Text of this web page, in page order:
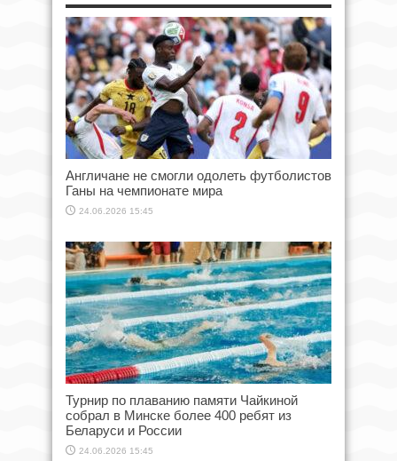
Англичане не смогли одолеть футболистов
Ганы на чемпионате мира
24.06.2026 15:45
Турнир по плаванию памяти Чайкиной
собрал в Минске более 400 ребят из
Беларуси и России
24.06.2026 15:45